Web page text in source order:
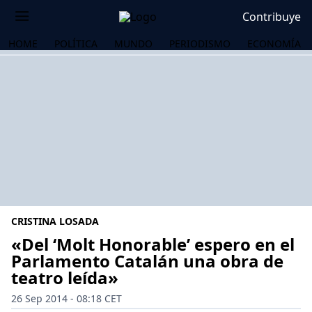
Contribuye
HOME POLÍTICA MUNDO PERIODISMO ECONOMÍA
CRISTINA LOSADA
«Del ‘Molt Honorable’ espero en el
Parlamento Catalán una obra de
teatro leída»
26 Sep 2014 - 08:18 CET